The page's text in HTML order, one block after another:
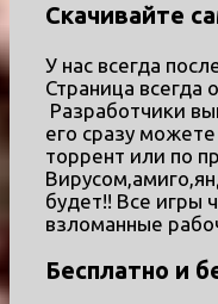
Скачивайте
У нас всегда
Страница всегда
Разработчики
его сразу можете
торрент или по
будет!! Все игры
взломанные
Бесплатно и